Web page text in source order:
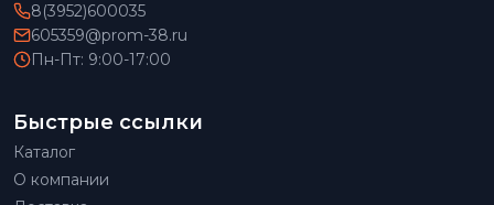
8(3952)600035
605359@prom-38.ru
Пн-Пт: 9:00-17:00
Быстрые ссылки
Каталог
О компании